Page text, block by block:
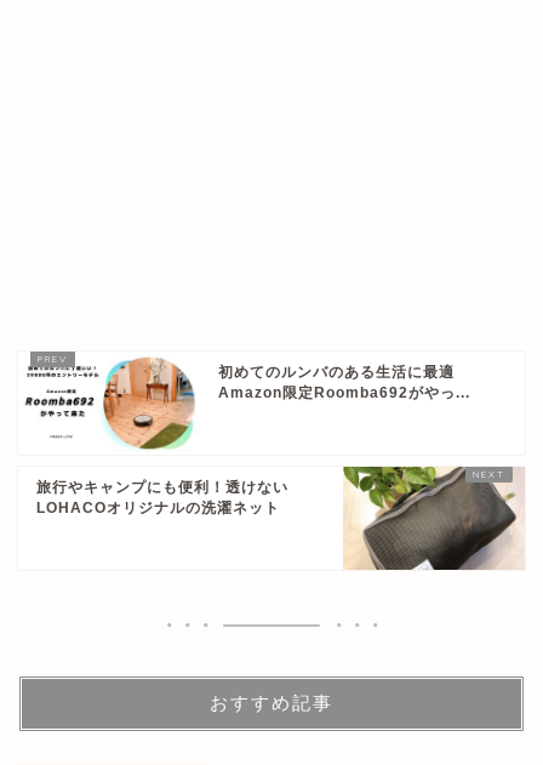
初めてのルンバのある生活に最適
Amazon限定Roomba692がやっ...
旅行やキャンプにも便利！透けない
LOHACOオリジナルの洗濯ネット
おすすめ記事